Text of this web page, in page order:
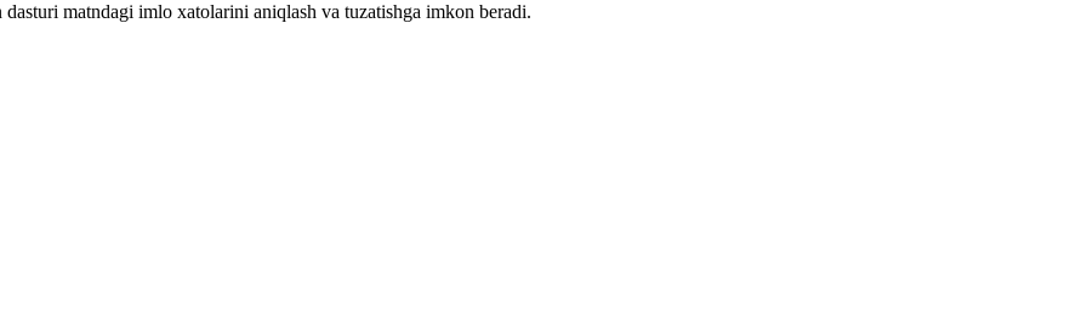
matndagi imlo xatolarini aniqlash va tuzatishga imkon beradi.